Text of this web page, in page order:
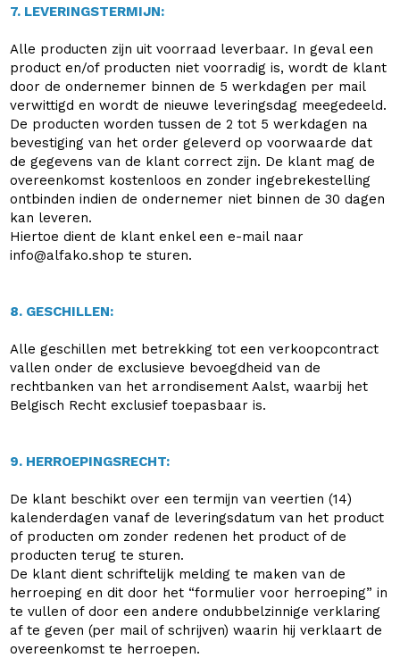
7. LEVERINGSTERMIJN:
Alle producten zijn uit voorraad leverbaar. In geval een
product en/of producten niet voorradig is, wordt de klant
door de ondernemer binnen de 5 werkdagen per mail
verwittigd en wordt de nieuwe leveringsdag meegedeeld.
De producten worden tussen de 2 tot 5 werkdagen na
bevestiging van het order geleverd op voorwaarde dat
de gegevens van de klant correct zijn. De klant mag de
overeenkomst kostenloos en zonder ingebrekestelling
ontbinden indien de ondernemer niet binnen de 30 dagen
kan leveren.
Hiertoe dient de klant enkel een e-mail naar
info@alfako.shop te sturen.
8. GESCHILLEN:
Alle geschillen met betrekking tot een verkoopcontract
vallen onder de exclusieve bevoegdheid van de
rechtbanken van het arrondisement Aalst, waarbij het
Belgisch Recht exclusief toepasbaar is.
9. HERROEPINGSRECHT:
De klant beschikt over een termijn van veertien (14)
kalenderdagen vanaf de leveringsdatum van het product
of producten om zonder redenen het product of de
producten terug te sturen.
De klant dient schriftelijk melding te maken van de
herroeping en dit door het “formulier voor herroeping” in
te vullen of door een andere ondubbelzinnige verklaring
af te geven (per mail of schrijven) waarin hij verklaart de
overeenkomst te herroepen.